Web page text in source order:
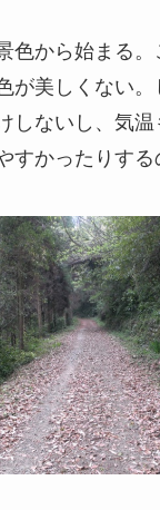
色から始まる
が美しくない
しないし、気
すかったりする